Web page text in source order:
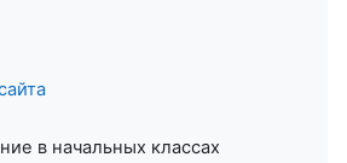
в начальных классах